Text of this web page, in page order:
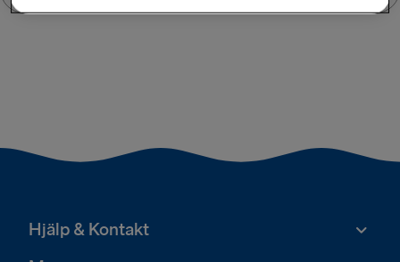
Hjälp & Kontakt